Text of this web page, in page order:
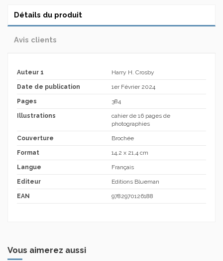
Détails du produit
Avis clients
Auteur 1 Harry H. Crosby
Date de publication 1er Février 2024
Pages 384
Illustrations
cahier de 16 pages de
photographies
Couverture Brochée
Format 14,2 x 21,4 cm
Langue Français
Editeur Editions Blueman
EAN 9782970126188
Vous aimerez aussi